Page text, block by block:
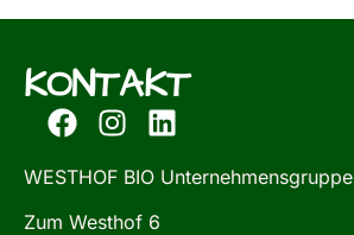
KONTAKT
WESTHOF BIO Unternehmensgruppe
Zum Westhof 6